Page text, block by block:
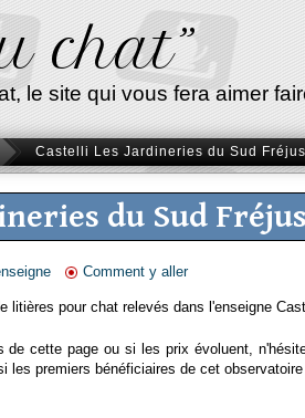
chat”
le site qui vous fera aimer
Castelli Les Jardineries du Sud Fréjus
du Sud Fréjus
Comment y aller
litières pour chat relevés dans l'enseigne
de cette page ou si les prix évoluent,
les premiers bénéficiaires de cet